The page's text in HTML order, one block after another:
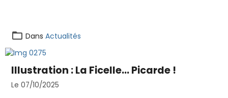
Dans Actualités
Illustration : La Ficelle... Picarde !
Le 07/10/2025